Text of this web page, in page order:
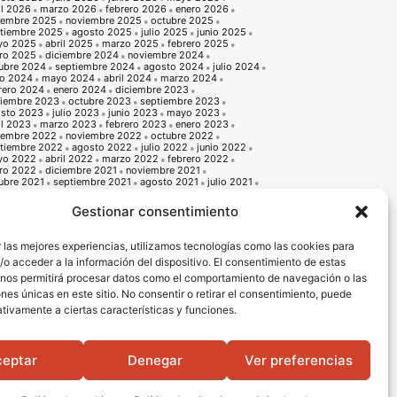
Gestionar consentimiento
las mejores experiencias, utilizamos tecnologías como las cookies para
o acceder a la información del dispositivo. El consentimiento de estas
permitirá procesar datos como el comportamiento de navegación o las
únicas en este sitio. No consentir o retirar el consentimiento, puede
a ciertas características y funciones.
Denegar Ver preferencias
2026
marzo 2026 febrero 2026
enero 2026
2025
noviembre 2025
octubre 2025
2025
agosto 2025 julio 2025
junio 2025
2025
abril 2025 marzo 2025
febrero 2025
2025
diciembre 2024
noviembre 2024
2024
septiembre 2024 agosto 2024
julio 2024
2024
mayo 2024 abril 2024
marzo 2024
2024
enero 2024
diciembre 2023
2023
octubre 2023
septiembre 2023
2023
julio 2023 junio 2023
mayo 2023
2023
marzo 2023 febrero 2023
enero 2023
2022
noviembre 2022
octubre 2022
2022
agosto 2022 julio 2022
junio 2022
2022
abril 2022 marzo 2022
febrero 2022
2022
diciembre 2021
noviembre 2021
2021
septiembre 2021 agosto 2021
julio 2021
enero 2021
octubre 2020
septiembre 2020
2019
noviembre 2019
octubre 2019
2019
agosto 2019 julio 2019
junio 2019
2019
abril 2019 marzo 2019
febrero 2019
2019
diciembre 2018
noviembre 2018
2018
septiembre 2018 agosto 2018
julio 2018
2018
mayo 2018 abril 2018
marzo 2018
2018
diciembre 2017
2017
mayo 2017 abril 2017
marzo 2017
2017
diciembre 2016
noviembre 2016
2016
septiembre 2016 agosto 2016
julio 2016
mayo 2016